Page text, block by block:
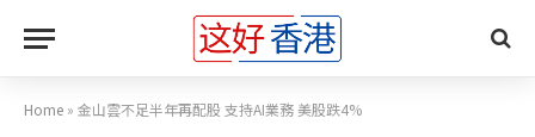
Home » 金山雲不足半年再配股 支持AI業務 美股跌4%